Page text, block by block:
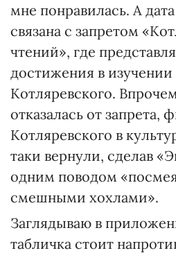
мне понравилась. А
связана с запретом
чтений», где
достижения в изучении
Котляревского.
отказалась от запрета,
Котляревского в
таки вернули, сделав
одним поводом
смешными хохлами».
Заглядываю в
табличка стоит